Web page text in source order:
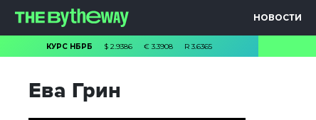
НОВОСТИ
КУРС НБРБ $2.9386 € 3.3908 R3.6365
Ева Грин